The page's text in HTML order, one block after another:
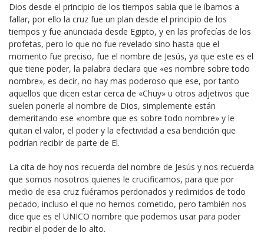
Dios desde el principio de los tiempos sabia que le íbamos a
fallar, por ello la cruz fue un plan desde el principio de los
tiempos y fue anunciada desde Egipto, y en las profecías de los
profetas, pero lo que no fue revelado sino hasta que el
momento fue preciso, fue el nombre de Jesús, ya que este es el
que tiene poder, la palabra declara que «es nombre sobre todo
nombre», es decir, no hay mas poderoso que ese, por tanto
aquellos que dicen estar cerca de «Chuy» u otros adjetivos que
suelen ponerle al nombre de Dios, simplemente están
demeritando ese «nombre que es sobre todo nombre» y le
quitan el valor, el poder y la efectividad a esa bendición que
podrían recibir de parte de El.
La cita de hoy nos recuerda del nombre de Jesús y nos recuerda
que somos nosotros quienes le crucificamos, para que por
medio de esa cruz fuéramos perdonados y redimidos de todo
pecado, incluso el que no hemos cometido, pero también nos
dice que es el UNICO nombre que podemos usar para poder
recibir el poder de lo alto.